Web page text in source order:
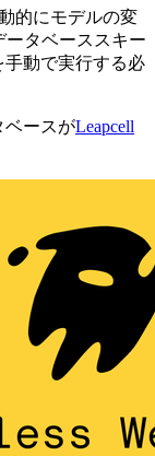
的にモデルの変
ータベーススキー
手動で実行する必
ベースがLeapcell